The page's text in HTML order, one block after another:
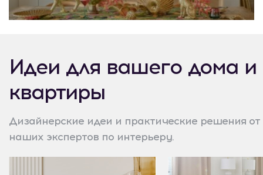
Идеи для вашего дома и
квартиры
Дизайнерские идеи и практические решения от
наших экспертов по интерьеру.